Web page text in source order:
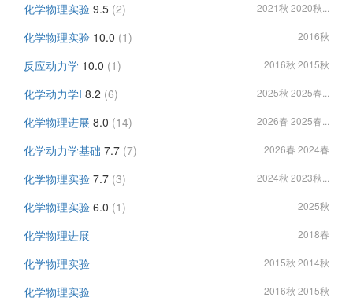
化学物理实验 9.5 (2) 2021秋 2020秋...
化学物理实验 10.0 (1) 2016秋
反应动力学 10.0 (1) 2016秋 2015秋
化学动力学I 8.2 (6) 2025秋 2025春...
化学物理进展 8.0 (14) 2026春 2025春...
化学动力学基础 7.7 (7) 2026春 2024春
化学物理实验 7.7 (3) 2024秋 2023秋...
化学物理实验 6.0 (1) 2025秋
化学物理进展 2018春
化学物理实验 2015秋 2014秋
化学物理实验 2016秋 2015秋